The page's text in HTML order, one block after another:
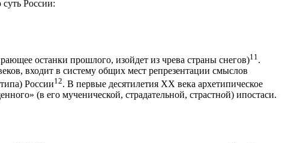
суть России:
останки прошлого, изойдет из чрева страны снегов)11 .
входит в систему общих мест репрезентации смыслов
России12. В первые десятилетия ХХ века архетипическое
(в его мученической, страдательной, страстной) ипостаси.